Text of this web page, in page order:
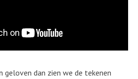
geloven dan zien we de tekenen